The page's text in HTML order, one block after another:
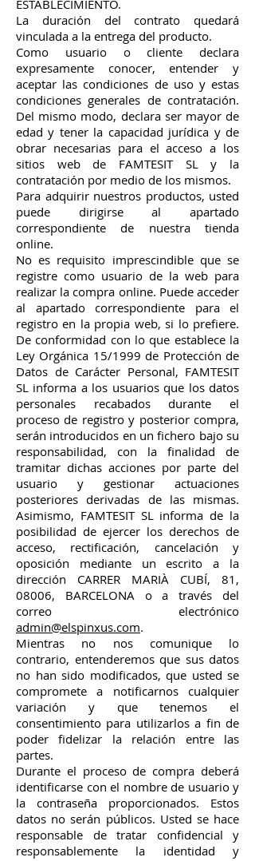
ESTABLECIMIENTO.
La duración del contrato quedará
vinculada a la entrega del producto.
Como usuario o cliente declara
expresamente conocer, entender y
aceptar las condiciones de uso y estas
condiciones generales de contratación.
Del mismo modo, declara ser mayor de
edad y tener la capacidad jurídica y de
obrar necesarias para el acceso a los
sitios web de FAMTESIT SL y la
contratación por medio de los mismos.
Para adquirir nuestros productos, usted
puede dirigirse al apartado
correspondiente de nuestra tienda
online.
No es requisito imprescindible que se
registre como usuario de la web para
realizar la compra online. Puede acceder
al apartado correspondiente para el
registro en la propia web, si lo prefiere.
De conformidad con lo que establece la
Ley Orgánica 15/1999 de Protección de
Datos de Carácter Personal, FAMTESIT
SL informa a los usuarios que los datos
personales recabados durante el
proceso de registro y posterior compra,
serán introducidos en un fichero bajo su
responsabilidad, con la finalidad de
tramitar dichas acciones por parte del
usuario y gestionar actuaciones
posteriores derivadas de las mismas.
Asimismo, FAMTESIT SL informa de la
posibilidad de ejercer los derechos de
acceso, rectificación, cancelación y
oposición mediante un escrito a la
dirección CARRER MARIÀ CUBÍ, 81,
08006, BARCELONA o a través del
correo electrónico
admin@elspinxus.com.
Mientras no nos comunique lo
contrario, entenderemos que sus datos
no han sido modificados, que usted se
compromete a notificarnos cualquier
variación y que tenemos el
consentimiento para utilizarlos a fin de
poder fidelizar la relación entre las
partes.
Durante el proceso de compra deberá
identificarse con el nombre de usuario y
la contraseña proporcionados. Estos
datos no serán públicos. Usted se hace
responsable de tratar confidencial y
responsablemente la identidad y